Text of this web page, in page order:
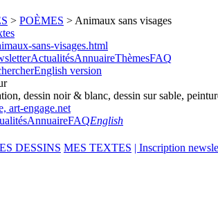
> POÈMES > Animaux sans visages
sans-visages.html
ActualitésAnnuaireThèmesFAQ
English version
dessin noir & blanc, dessin sur sable,
AnnuaireFAQEnglish
DESSINS MES TEXTES | Inscription